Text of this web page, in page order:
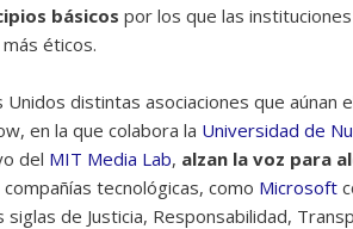
básicos por los que las
éticos.
Unidos distintas asociaciones que aúnan
en la que colabora la Universidad de
del MIT Media Lab, alzan la voz para
tecnológicas, como Microsoft
siglas de Justicia, Responsabilidad,